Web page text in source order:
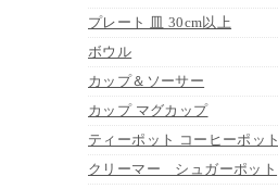
プレート 皿 30cm以上
ボウル
カップ＆ソーサー
カップ マグカップ
ティーポット コーヒーポット
クリーマー シュガーポット